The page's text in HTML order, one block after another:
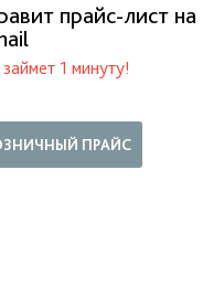
прайс-лист на
1 минуту!
ПРАЙС